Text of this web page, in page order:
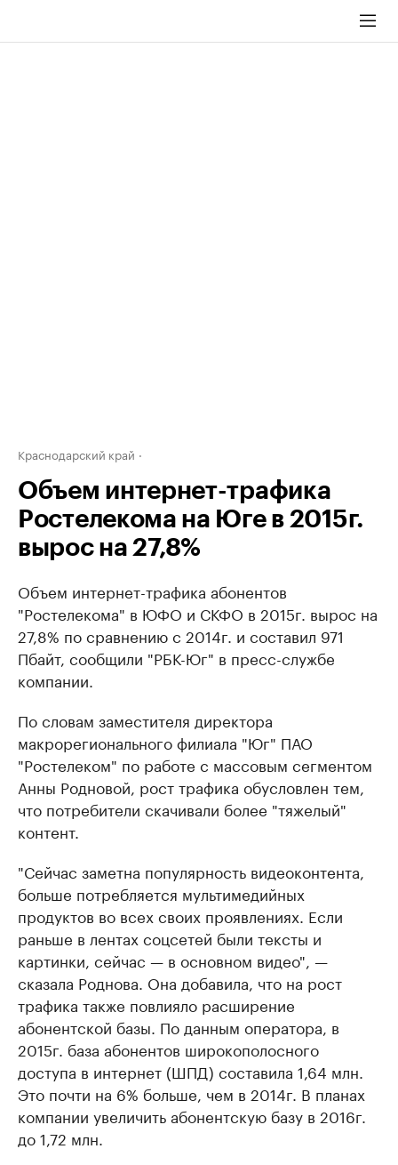
Краснодарский край
Объем интернет-трафика
Ростелекома на Юге в 2015г.
вырос на 27,8%
Объем интернет-трафика абонентов
"Ростелекома" в ЮФО и СКФО в 2015г. вырос на
27,8% по сравнению с 2014г. и составил 971
Пбайт, сообщили "РБК-Юг" в пресс-службе
компании.
По словам заместителя директора
макрорегионального филиала "Юг" ПАО
"Ростелеком" по работе с массовым сегментом
Анны Родновой, рост трафика обусловлен тем,
что потребители скачивали более "тяжелый"
контент.
"Сейчас заметна популярность видеоконтента,
больше потребляется мультимедийных
продуктов во всех своих проявлениях. Если
раньше в лентах соцсетей были тексты и
картинки, сейчас — в основном видео", —
сказала Роднова. Она добавила, что на рост
трафика также повлияло расширение
абонентской базы. По данным оператора, в
2015г. база абонентов широкополосного
доступа в интернет (ШПД) составила 1,64 млн.
Это почти на 6% больше, чем в 2014г. В планах
компании увеличить абонентскую базу в 2016г.
до 1,72 млн.